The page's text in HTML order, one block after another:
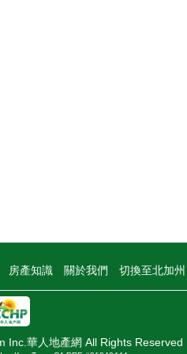
房產知識 關於我們 切換至北加
Inc.華人地產網 All Rights Reserved